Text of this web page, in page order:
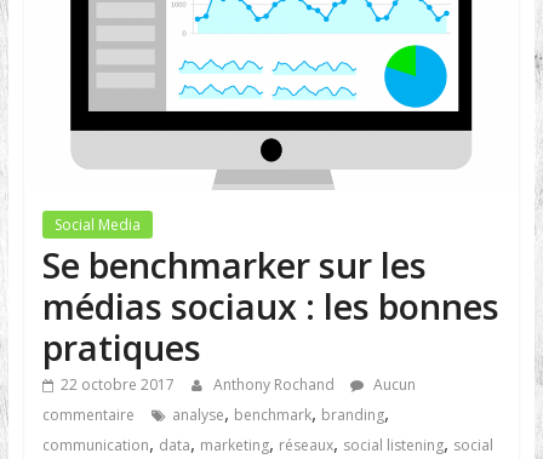
Social Media
Se benchmarker sur les
médias sociaux : les bonnes
pratiques
22 octobre 2017 Anthony Rochand
Aucun
commentaire
analyse, benchmark, branding,
communication, data, marketing, réseaux, social listening, social